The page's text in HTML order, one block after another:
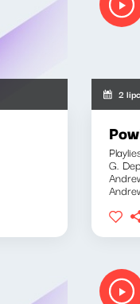
2
G.